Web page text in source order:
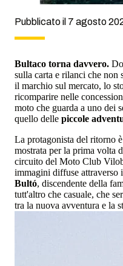
Pubblicato il 7 agosto
Bultaco torna davvero.
sulla carta e rilanci che non
il marchio sul mercato, lo
ricomparire nelle
moto che guarda a uno dei
quello delle piccole
La protagonista del ritorno
mostrata per la prima volta
circuito del Moto Club
immagini diffuse attraverso
Bultó, discendente della
tutt'altro che casuale, che
tra la nuova avventura e la